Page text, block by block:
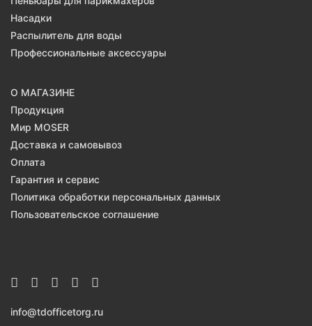
Насадки
Распылитель для воды
Профессиональные аксессуары
О МАГАЗИНЕ
Продукция
Мир MOSER
Доставка и самовывоз
Оплата
Гарантия и сервис
Политика обработки персональных данных
Пользовательское соглашение
info@tdofficetorg.ru